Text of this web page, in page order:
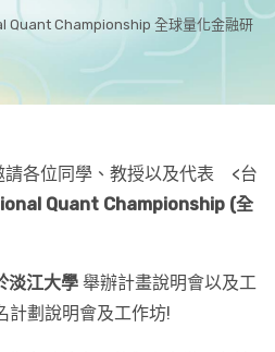
Quant Championship 全球量化金融研
請各位同學、教授以及代表 <台
Quant Championship (全
淡江大學 舉辦計畫說明會以及工
計劃說明會及工作坊!